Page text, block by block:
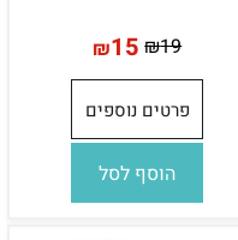
₪19
₪15
פרטים נוספים
הוסף לסל